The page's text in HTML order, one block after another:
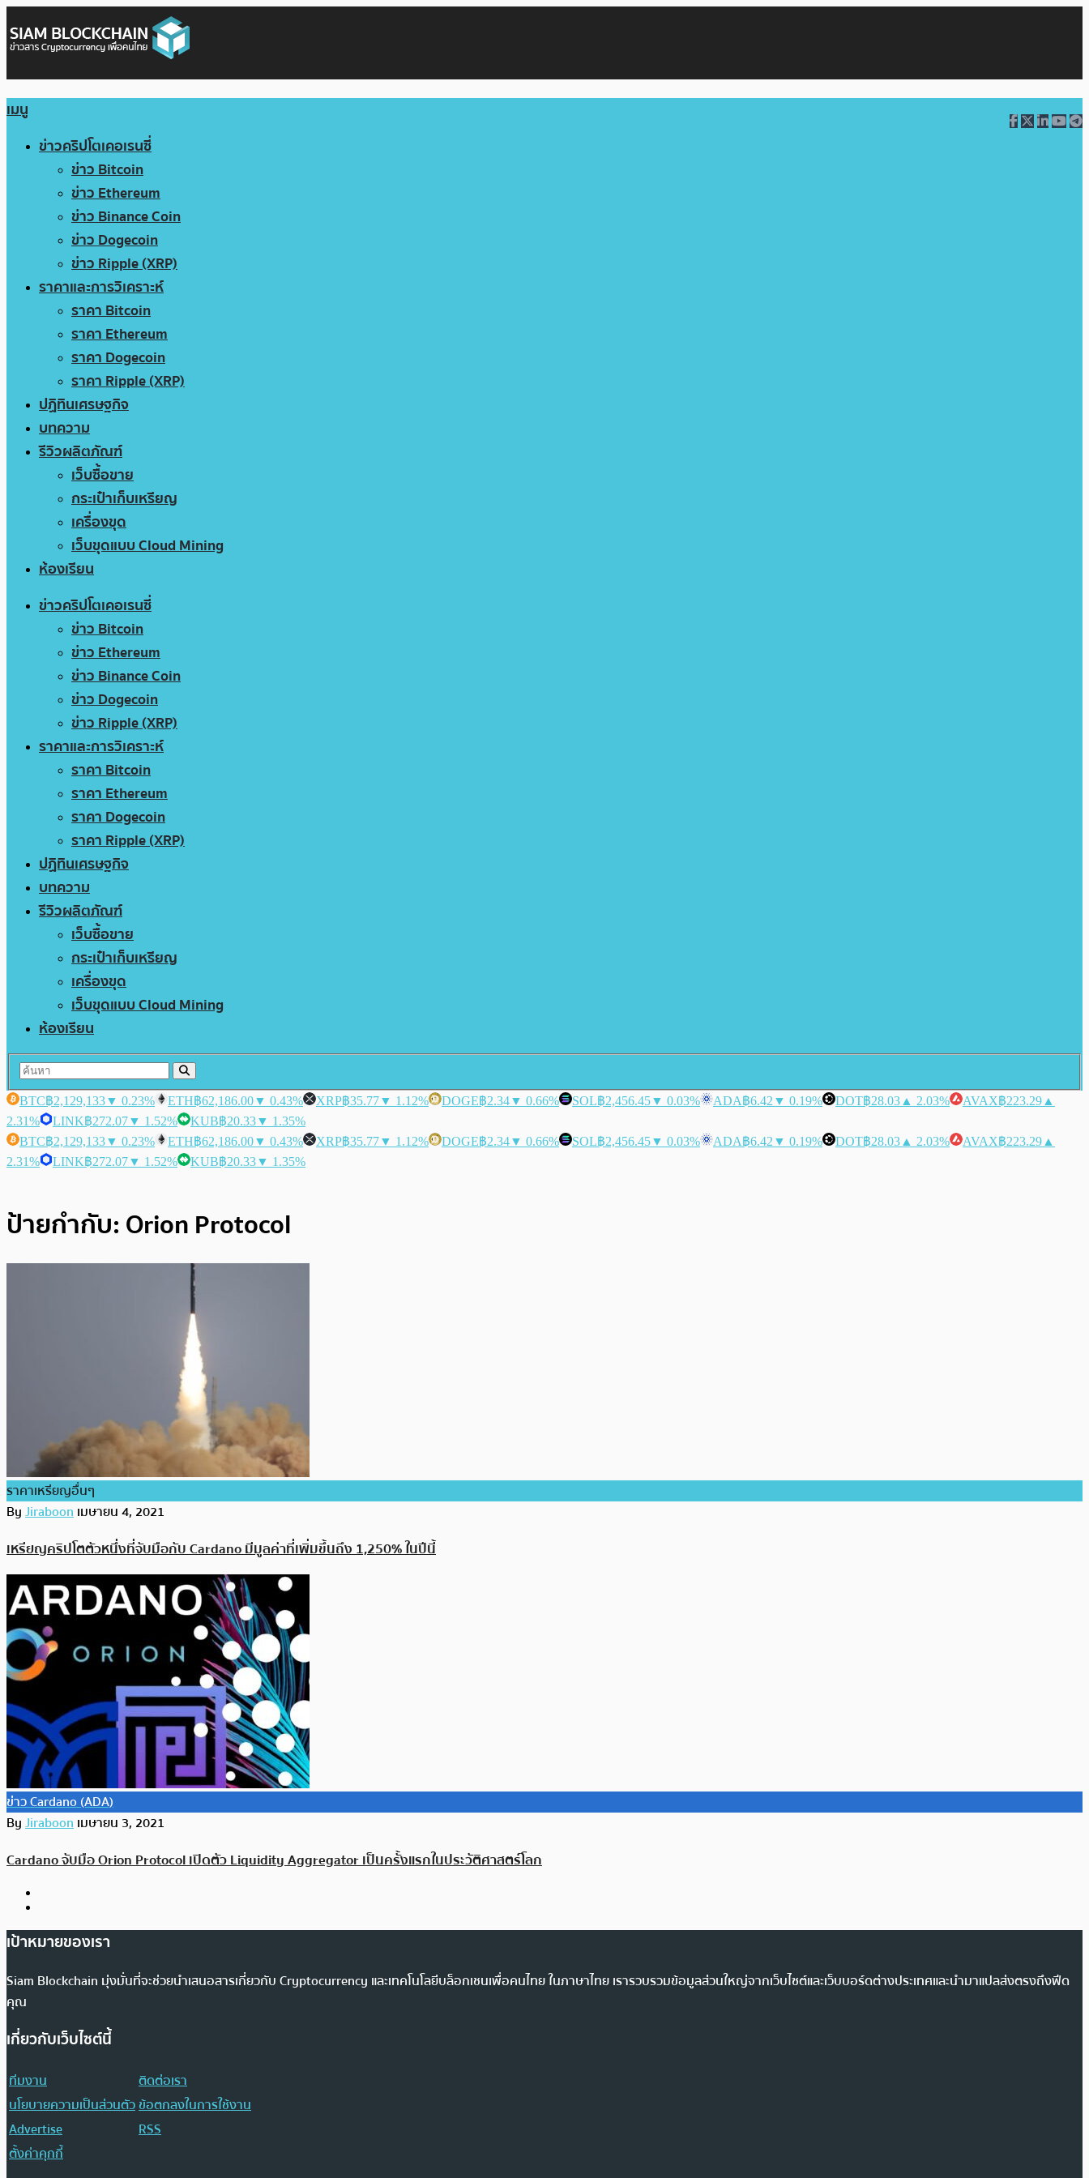
เมนู
ข่าวคริปโตเคอเรนซี่
ข่าว Bitcoin
ข่าว Ethereum
ข่าว Binance Coin
ข่าว Dogecoin
ข่าว Ripple (XRP)
ราคาและการวิเคราะห์
ราคา Bitcoin
ราคา Ethereum
ราคา Dogecoin
ราคา Ripple (XRP)
ปฏิทินเศรษฐกิจ
บทความ
รีวิวผลิตภัณฑ์
เว็บซื้อขาย
กระเป๋าเก็บเหรียญ
เครื่องขุด
เว็บขุดแบบ Cloud Mining
ห้องเรียน
ข่าวคริปโตเคอเรนซี่
ข่าว Bitcoin
ข่าว Ethereum
ข่าว Binance Coin
ข่าว Dogecoin
ข่าว Ripple (XRP)
ราคาและการวิเคราะห์
ราคา Bitcoin
ราคา Ethereum
ราคา Dogecoin
ราคา Ripple (XRP)
ปฏิทินเศรษฐกิจ
บทความ
รีวิวผลิตภัณฑ์
เว็บซื้อขาย
กระเป๋าเก็บเหรียญ
เครื่องขุด
เว็บขุดแบบ Cloud Mining
ห้องเรียน
BTC฿2,129,133▼ 0.23% ETH฿62,186.00▼ 0.43% XRP฿35.77▼ 1.12% DOGE฿2.34▼ 0.66% SOL฿2,456.45▼ 0.03% ADA฿6.42 ▼ 0.19% DOT฿28.03 ▲ 2.03% AVAX฿223.29 ▲
2.31%
LINK฿272.07▼ 1.52% KUB฿20.33▼ 1.35%
BTC฿2,129,133▼ 0.23% ETH฿62,186.00▼ 0.43% XRP฿35.77▼ 1.12% DOGE฿2.34▼ 0.66% SOL฿2,456.45▼ 0.03% ADA฿6.42 ▼ 0.19% DOT฿28.03 ▲ 2.03% AVAX฿223.29 ▲
2.31%
LINK฿272.07▼ 1.52% KUB฿20.33▼ 1.35%
ป้ายกำกับ: Orion Protocol
ราคาเหรียญอื่นๆ
ByJiraboonเมษายน 4, 2021
เหรียญคริปโตตัวหนึ่งที่จับมือกับ Cardano มีมูลค่าที่เพิ่มขึ้นถึง 1,250% ในปีนี้
ข่าว Cardano (ADA)
ByJiraboonเมษายน 3, 2021
Cardano จับมือ Orion Protocol เปิดตัว Liquidity Aggregator เป็นครั้งแรกในประวัติศาสตร์โลก
เป้าหมายของเรา
Siam Blockchain มุ่งมั่นที่จะช่วยนำเสนอสารเกี่ยวกับ Cryptocurrency และเทคโนโลยีบล็อกเชนเพื่อคนไทย ในภาษาไทย เรารวบรวมข้อมูลส่วนใหญ่จากเว็บไซต์และเว็บบอร์ดต่างประเทศและนำมาแปลส่งตรงถึงฟีด
คุณ
เกี่ยวกับเว็บไซต์นี้
ทีมงาน
ติดต่อเรา
นโยบายความเป็นส่วนตัวข้อตกลงในการใช้งาน
Advertise
RSS
ตั้งค่าคุกกี้